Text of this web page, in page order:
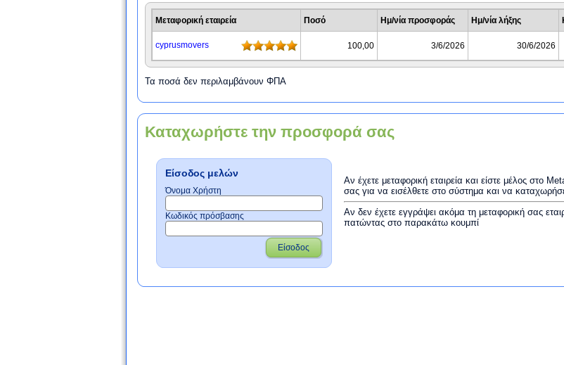
Μεταφορική εταιρεία Ποσό Ημ/νία προσφοράς Ημ/νία λήξης
cyprusmovers 100,00 3/6/2026 30/6/2026
Τα ποσά δεν περιλαμβάνουν ΦΠΑ
Καταχωρήστε την προσφορά σας
Είσοδος μελών
Όνομα Χρήστη
Κωδικός πρόσβασης
Είσοδος
Αν έχετε μεταφορική εταιρεία και είστε μέλος στο
σας για να εισέλθετε στο σύστημα και να
Αν δεν έχετε εγγράψει ακόμα τη μεταφορική σας
πατώντας στο παρακάτω κουμπί